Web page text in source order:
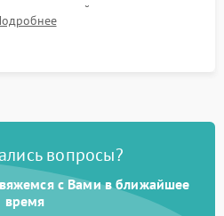
таймера, индикаторов
защиты от перегрева.
вопросы?
с Вами в ближайшее
время